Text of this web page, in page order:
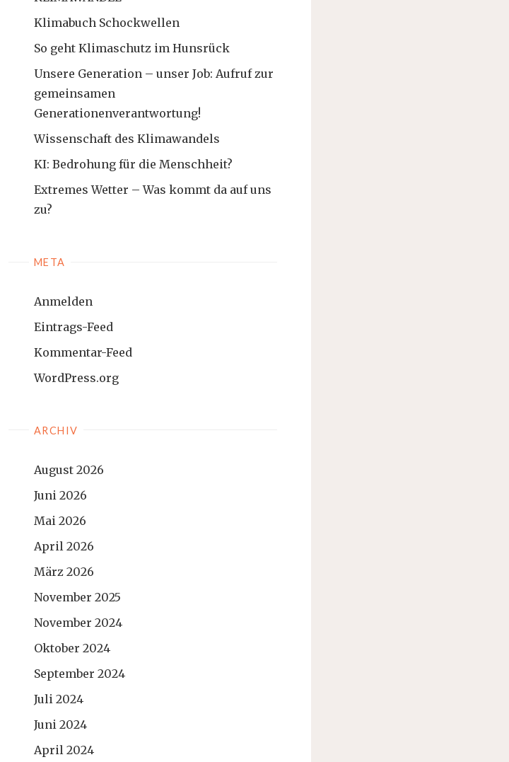
Klimabuch Schockwellen
So geht Klimaschutz im Hunsrück
Unsere Generation – unser Job: Aufruf zur
gemeinsamen
Generationenverantwortung!
Wissenschaft des Klimawandels
KI: Bedrohung für die Menschheit?
Extremes Wetter – Was kommt da auf uns
zu?
META
Anmelden
Eintrags-Feed
Kommentar-Feed
WordPress.org
ARCHIV
August 2026
Juni 2026
Mai 2026
April 2026
März 2026
November 2025
November 2024
Oktober 2024
September 2024
Juli 2024
Juni 2024
April 2024